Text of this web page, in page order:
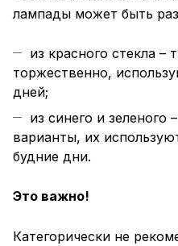
лампады может быть
из красного стекла –
торжественно,
дней;
из синего и зеленого
варианты, их
будние дни.
Это важно!
Категорически не